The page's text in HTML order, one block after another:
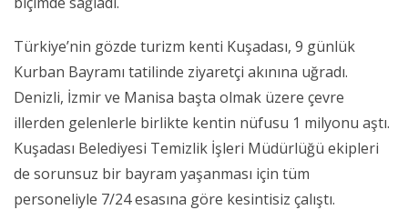
Türkiye’nin gözde turizm kenti Kuşadası, 9 günlük
Kurban Bayramı tatilinde ziyaretçi akınına uğradı.
Denizli, İzmir ve Manisa başta olmak üzere çevre
illerden gelenlerle birlikte kentin nüfusu 1 milyonu aştı.
Kuşadası Belediyesi Temizlik İşleri Müdürlüğü ekipleri
de sorunsuz bir bayram yaşanması için tüm
personeliyle 7/24 esasına göre kesintisiz çalıştı.